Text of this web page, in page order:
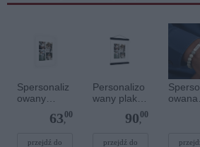
Spersonaliz
owany
plakat - 30 x
63,
00
przejdź do
Personalizo
wany plakat
lakierowany
magnetyczn
90,
00
przejdź do
owana